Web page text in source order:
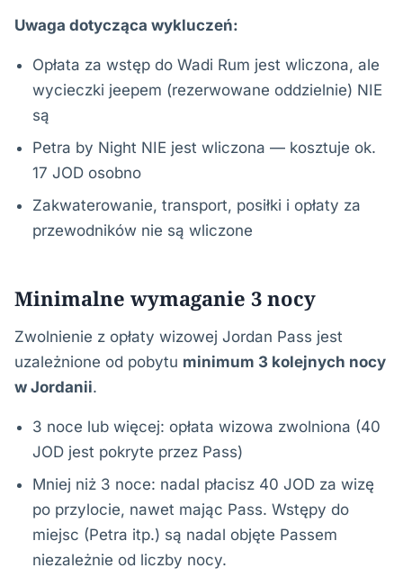
Uwaga dotycząca wykluczeń:
Opłata za wstęp do Wadi Rum jest wliczona, ale
wycieczki jeepem (rezerwowane oddzielnie) NIE
są
Petra by Night NIE jest wliczona — kosztuje ok.
17 JOD osobno
Zakwaterowanie, transport, posiłki i opłaty za
przewodników nie są wliczone
Minimalne wymaganie 3 nocy
Zwolnienie z opłaty wizowej Jordan Pass jest
uzależnione od pobytu minimum 3 kolejnych nocy
w Jordanii.
3 noce lub więcej: opłata wizowa zwolniona (40
JOD jest pokryte przez Pass)
Mniej niż 3 noce: nadal płacisz 40 JOD za wizę
po przylocie, nawet mając Pass. Wstępy do
miejsc (Petra itp.) są nadal objęte Passem
niezależnie od liczby nocy.